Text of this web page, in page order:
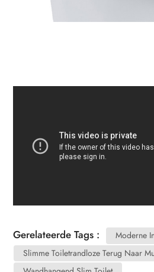
Gerelateerde Tags :
Moderne
Slimme Toiletrandloze Terug Naar